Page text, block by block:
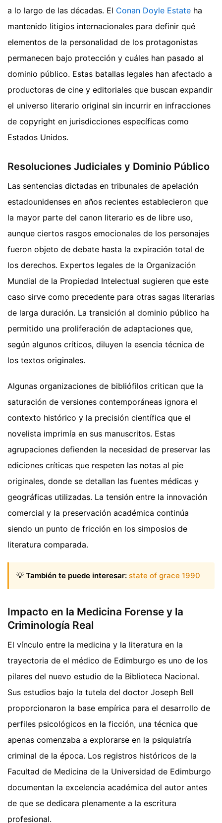
a lo largo de las décadas. El Conan Doyle Estate ha
mantenido litigios internacionales para definir qué
elementos de la personalidad de los protagonistas
permanecen bajo protección y cuáles han pasado al
dominio público. Estas batallas legales han afectado a
productoras de cine y editoriales que buscan expandir
el universo literario original sin incurrir en infracciones
de copyright en jurisdicciones específicas como
Estados Unidos.
Resoluciones Judiciales y Dominio Público
Las sentencias dictadas en tribunales de apelación
estadounidenses en años recientes establecieron que
la mayor parte del canon literario es de libre uso,
aunque ciertos rasgos emocionales de los personajes
fueron objeto de debate hasta la expiración total de
los derechos. Expertos legales de la Organización
Mundial de la Propiedad Intelectual sugieren que este
caso sirve como precedente para otras sagas literarias
de larga duración. La transición al dominio público ha
permitido una proliferación de adaptaciones que,
según algunos críticos, diluyen la esencia técnica de
los textos originales.
Algunas organizaciones de bibliófilos critican que la
saturación de versiones contemporáneas ignora el
contexto histórico y la precisión científica que el
novelista imprimía en sus manuscritos. Estas
agrupaciones defienden la necesidad de preservar las
ediciones críticas que respeten las notas al pie
originales, donde se detallan las fuentes médicas y
geográficas utilizadas. La tensión entre la innovación
comercial y la preservación académica continúa
siendo un punto de fricción en los simposios de
literatura comparada.
💡 También te puede interesar: state of grace 1990
Impacto en la Medicina Forense y la
Criminología Real
El vínculo entre la medicina y la literatura en la
trayectoria de el médico de Edimburgo es uno de los
pilares del nuevo estudio de la Biblioteca Nacional.
Sus estudios bajo la tutela del doctor Joseph Bell
proporcionaron la base empírica para el desarrollo de
perfiles psicológicos en la ficción, una técnica que
apenas comenzaba a explorarse en la psiquiatría
criminal de la época. Los registros históricos de la
Facultad de Medicina de la Universidad de Edimburgo
documentan la excelencia académica del autor antes
de que se dedicara plenamente a la escritura
profesional.